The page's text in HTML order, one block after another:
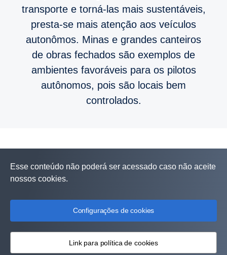
transporte e torná-las mais sustentáveis,
presta-se mais atenção aos veículos
autonômos. Minas e grandes canteiros
de obras fechados são exemplos de
ambientes favoráveis para os pilotos
autônomos, pois são locais bem
controlados.
Esse conteúdo não poderá ser acessado caso não aceite
nossos cookies.
Configurações de cookies
Link para política de cookies